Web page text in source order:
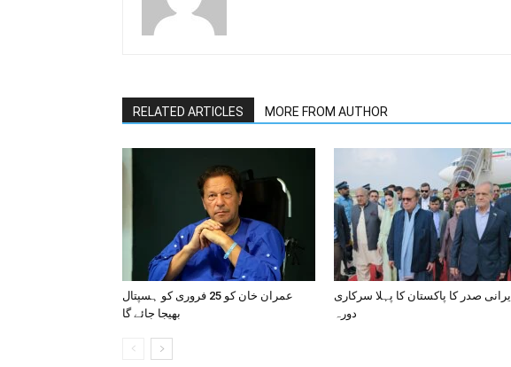
RELATED ARTICLES MORE FROM AUTHOR
عمران خان کو 25 فروری کو ہسپتال
بھیجا جائے گا
ایرانی صدر کا پاکستان کا پہلا سرکاری
دورہ